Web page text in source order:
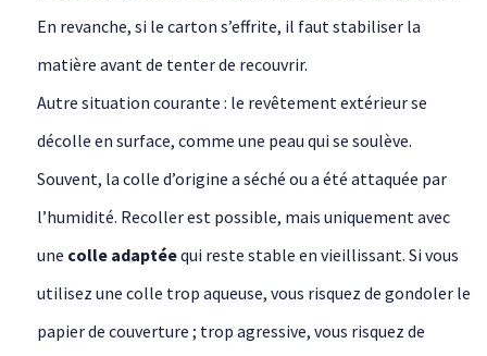
En revanche, si le carton s’effrite, il faut stabiliser la
matière avant de tenter de recouvrir.
Autre situation courante : le revêtement extérieur se
décolle en surface, comme une peau qui se soulève.
Souvent, la colle d’origine a séché ou a été attaquée par
l’humidité. Recoller est possible, mais uniquement avec
une colle adaptéequi reste stable en vieillissant. Si vous
utilisez une colle trop aqueuse, vous risquez de gondoler le
papier de couverture ; trop agressive, vous risquez de